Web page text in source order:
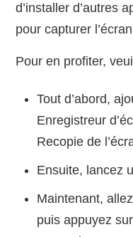
d’installer d’autres
pour capturer
Pour en profiter,
Tout d’abord,
Enregistreur
Recopie de
Ensuite, lancez
Maintenant,
puis appuyez